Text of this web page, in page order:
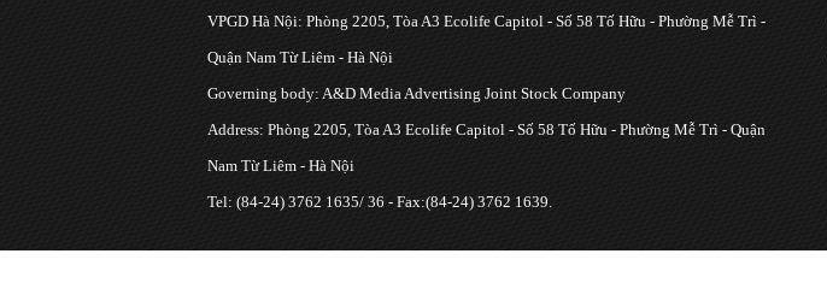
VPGD Hà Nội: Phòng 2205, Tòa A3 Ecolife Capitol - Số 58 Tố Hữu - Phường Mễ Trì -
Quận Nam Từ Liêm - Hà Nội
Governing body: A&D Media Advertising Joint Stock Company
Address: Phòng 2205, Tòa A3 Ecolife Capitol - Số 58 Tố Hữu - Phường Mễ Trì - Quận
Nam Từ Liêm - Hà Nội
Tel: (84-24) 3762 1635/ 36 - Fax:(84-24) 3762 1639.